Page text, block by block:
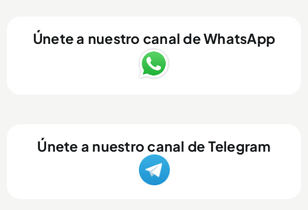
Únete a nuestro canal de WhatsApp
Únete a nuestro canal de Telegram